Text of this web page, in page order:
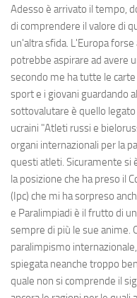
Adesso è arrivato il tempo,
di comprendere il valore di
un'altra sfida. L'Europa
potrebbe aspirare ad avere
secondo me ha tutte le
sport e i giovani guardando
sottovalutare è quello
ucraini "Atleti russi e
organi internazionali per la
questi atleti. Sicuramente si
la posizione che ha preso il
(Ipc) che mi ha sorpreso
e Paralimpiadi è il frutto di
sempre di più le sue anime.
paralimpismo
spiegata neanche troppo
quale non si comprende il